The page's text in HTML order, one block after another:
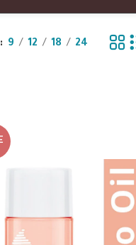
9 12 18 24